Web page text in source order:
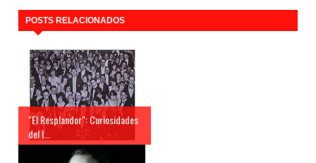
POSTS RELACIONADOS
"El Resplandor": Curiosidades
del l...